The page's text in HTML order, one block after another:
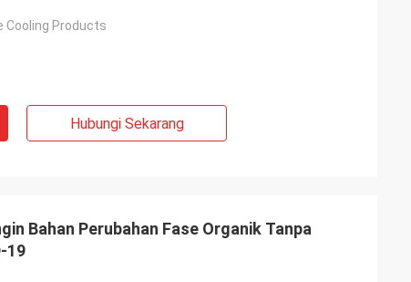
Cooling Products
Hubungi Sekarang
Bahan Perubahan Fase Organik Tanpa
19